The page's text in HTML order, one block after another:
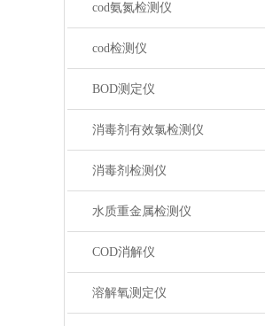
cod氨氮检测仪
cod检测仪
BOD测定仪
消毒剂有效氯检测仪
消毒剂检测仪
水质重金属检测仪
COD消解仪
溶解氧测定仪